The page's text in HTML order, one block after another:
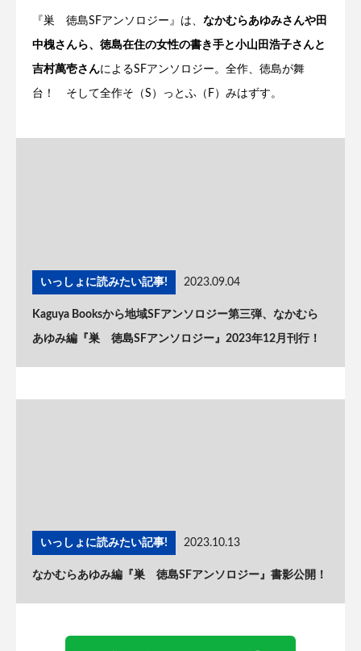
『巣 徳島SFアンソロジー』は、 なかむらあゆみさんや田
中槐さんら、徳島在住の女性の書き手と小山田浩子さんと
吉村萬壱さんによるSFアンソロジー。全作、徳島が舞
台！ そして全作そ（S）っとふ（F）みはずす。
いっしょに読みたい記事! 2023.09.04
Kaguya Booksから地域SFアンソロジー第三弾、なかむら
あゆみ編『巣 徳島SFアンソロジー』2023年12月刊行！
いっしょに読みたい記事! 2023.10.13
なかむらあゆみ編『巣 徳島SFアンソロジー』書影公開！